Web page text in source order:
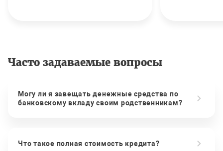
Часто задаваемые вопросы
Могу ли я завещать денежные средства по
банковскому вкладу своим родственникам?
Что такое полная стоимость кредита?